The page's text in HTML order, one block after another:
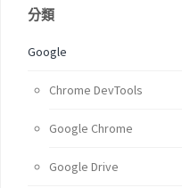
分類
Google
Chrome DevTools
Google Chrome
Google Drive